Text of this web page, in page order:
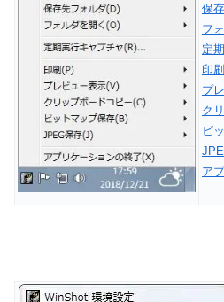
保
フ
定
印刷
プ
ク
ビ
ア